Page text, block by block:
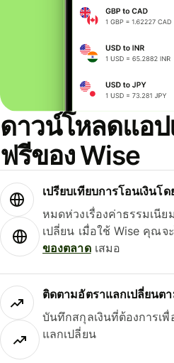
ดาวน์โหลดแอป
ฟรีของ Wise
เปรียบเทียบการโอนเงินโ
หมดห่วงเรื่องค่าธรรมเนี
เปลี่ยน เมื่อใช้ Wise คุณจ
ของตลาดเสมอ
ติดตามอัตราแลกเปลี่ยนตา
บันทึกสกุลเงินที่ต้องการเ
แลกเปลี่ยน